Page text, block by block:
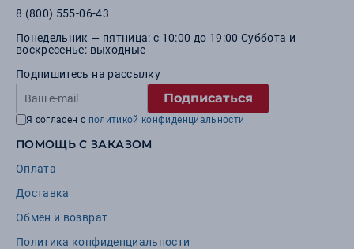
8 (800) 555-06-43
Понедельник — пятница: с 10:00 до 19:00 Суббота и
воскресенье: выходные
Подпишитесь на рассылку
Подписаться
Я согласен с политикой конфиденциальности
ПОМОЩЬ С ЗАКАЗОМ
Оплата
Доставка
Обмен и возврат
Политика конфиденциальности